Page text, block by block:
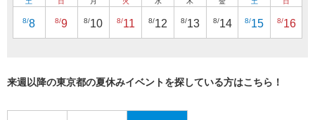
8/8 8/9 8/10 8/11 8/12 8/13 8/14 8/15 8/16
来週以降の東京都の夏休みイベントを探している方はこちら！